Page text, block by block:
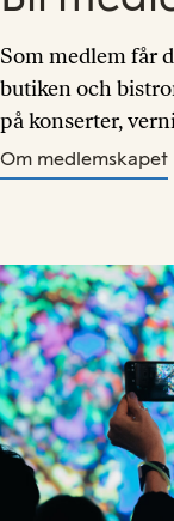
Som medlem får
butiken och
på konserter,
Om medlemskapet